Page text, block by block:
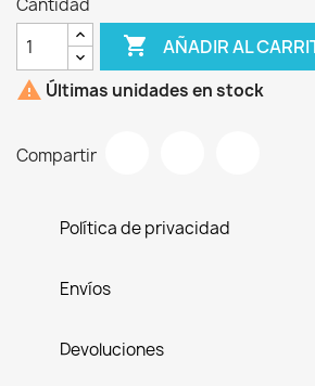
Cantidad
 AÑADIR AL
 Últimas unidades en stock
Compartir
Política de privacidad
Envíos
Devoluciones